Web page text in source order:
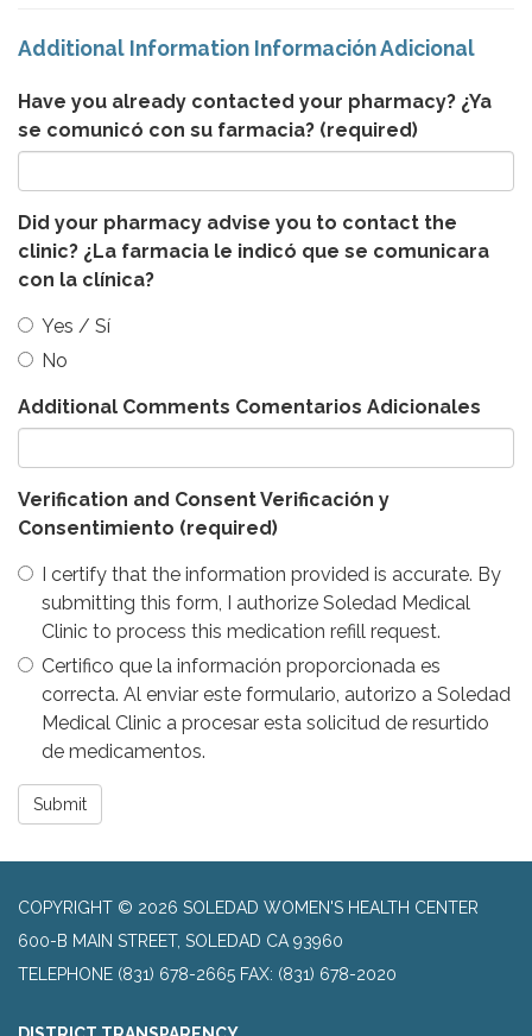
Additional Information Información Adicional
Have you already contacted your pharmacy? ¿Ya
se comunicó con su farmacia? (required)
Did your pharmacy advise you to contact the
clinic? ¿La farmacia le indicó que se comunicara
con la clínica?
Yes / Sí
No
Additional Comments Comentarios Adicionales
Verification and Consent Verificación y
Consentimiento (required)
I certify that the information provided is accurate. By
submitting this form, I authorize Soledad Medical
Clinic to process this medication refill request.
Certifico que la información proporcionada es
correcta. Al enviar este formulario, autorizo a Soledad
Medical Clinic a procesar esta solicitud de resurtido
de medicamentos.
Submit
COPYRIGHT © 2026 SOLEDAD WOMEN'S HEALTH CENTER
600-B MAIN STREET, SOLEDAD CA 93960
TELEPHONE (831) 678-2665 FAX: (831) 678-2020